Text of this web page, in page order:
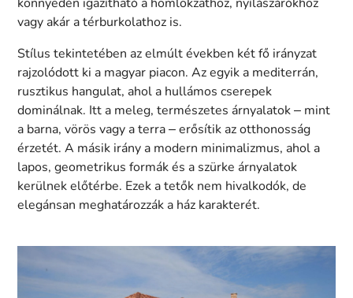
vagy akár a térburkolathoz is.
Stílus tekintetében az elmúlt években két fő irányzat
rajzolódott ki a magyar piacon. Az egyik a mediterrán,
rusztikus hangulat, ahol a hullámos cserepek
dominálnak. Itt a meleg, természetes árnyalatok – mint
a barna, vörös vagy a terra – erősítik az otthonosság
érzetét. A másik irány a modern minimalizmus, ahol a
lapos, geometrikus formák és a szürke árnyalatok
kerülnek előtérbe. Ezek a tetők nem hivalkodók, de
elegánsan meghatározzák a ház karakterét.